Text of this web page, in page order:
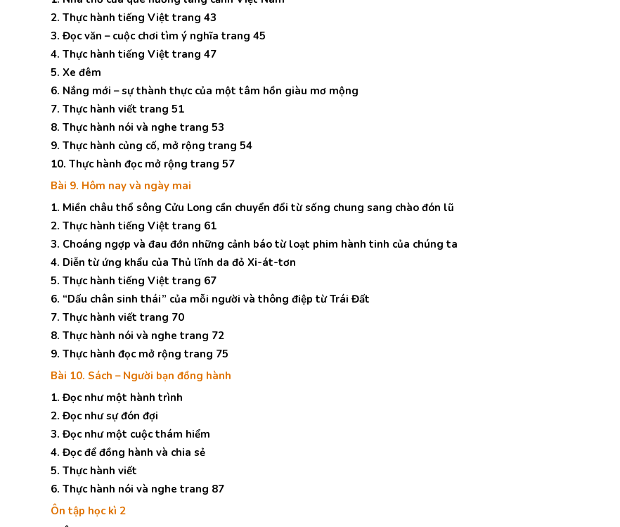
2. Thực hành tiếng Việt trang 43
3. Đọc văn – cuộc chơi tìm ý nghĩa trang 45
4. Thực hành tiếng Việt trang 47
5. Xe đêm
6. Nắng mới – sự thành thực của một tâm hồn giàu mơ mộng
7. Thực hành viết trang 51
8. Thực hành nói và nghe trang 53
9. Thực hành củng cố, mở rộng trang 54
10. Thực hành đọc mở rộng trang 57
Bài 9. Hôm nay và ngày mai
1. Miền châu thổ sông Cửu Long cần chuyển đổi từ sống chung sang chào đón lũ
2. Thực hành tiếng Việt trang 61
3. Choáng ngợp và đau đớn những cảnh báo từ loạt phim hành tinh của chúng ta
4. Diễn từ ứng khẩu của Thủ lĩnh da đỏ Xi-át-tơn
5. Thực hành tiếng Việt trang 67
6. “Dấu chân sinh thái” của mỗi người và thông điệp từ Trái Đất
7. Thực hành viết trang 70
8. Thực hành nói và nghe trang 72
9. Thực hành đọc mở rộng trang 75
Bài 10. Sách – Người bạn đồng hành
1. Đọc như một hành trình
2. Đọc như sự đón đợi
3. Đọc như một cuộc thám hiểm
4. Đọc để đồng hành và chia sẻ
5. Thực hành viết
6. Thực hành nói và nghe trang 87
Ôn tập học kì 2